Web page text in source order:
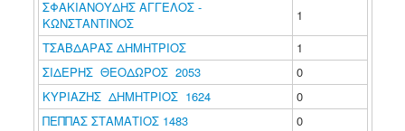
ΣΦΑΚΙΑΝΟΥΔΗΣ ΑΓΓΕΛΟΣ -
ΚΩΝΣΤΑΝΤΙΝΟΣ
1
ΤΣΑΒΔΑΡΑΣ ΔΗΜΗΤΡΙΟΣ
1
ΣΙΔΕΡΗΣ ΘΕΟΔΩΡΟΣ 2053
0
ΚΥΡΙΑΖΗΣ ΔΗΜΗΤΡΙΟΣ 1624
0
ΠΕΠΠΑΣ ΣΤΑΜΑΤΙΟΣ 1483
0